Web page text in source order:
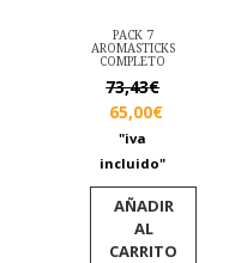
PACK 7
AROMASTICKS
COMPLETO
73,43€El
precio
era:
73,43€.
65,00€El
actual
es:
65,00€.
"iva
incluido"
AÑADIR
AL
CARRITO